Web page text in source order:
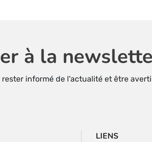
à la
informé de l'actualité et être
LIENS